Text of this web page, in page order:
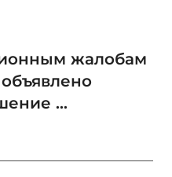
жалобам
...